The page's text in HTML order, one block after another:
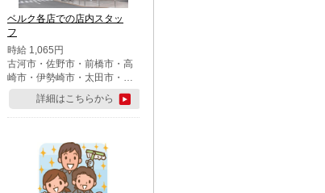
ベルク各店での店内スタッ
フ
時給 1,065円
古河市・佐野市・前橋市・高
崎市・伊勢崎市・太田市・館
林市・藤岡市・大泉町・さい
たま市北区・川越市・熊谷
市・行田市・秩父市・所沢
市・鶴ケ島市・千葉市中央
区・市川市・松戸市・習志野
市・柏市・流山市・八千代
市・足立区・江戸川区・八王
詳細はこちらから